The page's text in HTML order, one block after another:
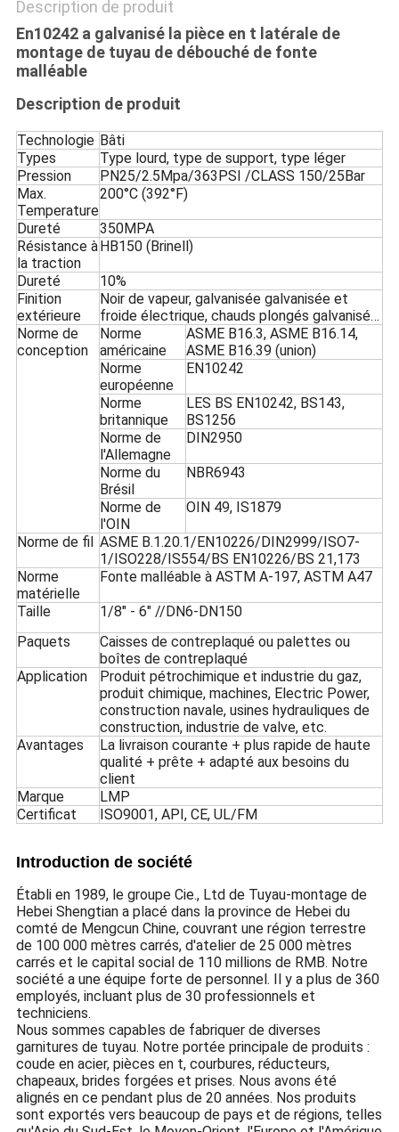
Description de produit
En10242 a galvanisé la pièce en t latérale de
montage de tuyau de débouché de fonte
malléable
Description de produit
Technologie Bâti
Types
Type lourd, type de support, type léger
Pression
PN25/2.5Mpa/363PSI /CLASS 150/25Bar
Max.
Temperature
200°C (392°F)
Dureté
350MPA
Résistance à
la traction
HB150 (Brinell)
Dureté
10%
Finition
extérieure
Noir de vapeur, galvanisée galvanisée et
froide électrique, chauds plongés galvanisé…
Norme de
conception
Norme
américaine
ASME B16.3, ASME B16.14,
ASME B16.39 (union)
Norme
européenne
EN10242
Norme
britannique
LES BS EN10242, BS143,
BS1256
Norme de
l'Allemagne
DIN2950
Norme du
Brésil
NBR6943
Norme de
l'OIN
OIN 49, IS1879
Norme de fil ASME B.1.20.1/EN10226/DIN2999/ISO7-
1/ISO228/IS554/BS EN10226/BS 21,173
Norme
matérielle
Fonte malléable à ASTM A-197, ASTM A47
Taille
1/8" - 6" //DN6-DN150
Paquets
Caisses de contreplaqué ou palettes ou
boîtes de contreplaqué
Application
Produit pétrochimique et industrie du gaz,
produit chimique, machines, Electric Power,
construction navale, usines hydrauliques de
construction, industrie de valve, etc.
Avantages
La livraison courante + plus rapide de haute
qualité + prête + adapté aux besoins du
client
Marque
LMP
Certificat
ISO9001, API, CE, UL/FM
Introduction de société
Établi en 1989, le groupe Cie., Ltd de Tuyau-montage de
Hebei Shengtian a placé dans la province de Hebei du
comté de Mengcun Chine, couvrant une région terrestre
de 100 000 mètres carrés, d'atelier de 25 000 mètres
carrés et le capital social de 110 millions de RMB. Notre
société a une équipe forte de personnel. Il y a plus de 360
employés, incluant plus de 30 professionnels et
techniciens.
Nous sommes capables de fabriquer de diverses
garnitures de tuyau. Notre portée principale de produits :
coude en acier, pièces en t, courbures, réducteurs,
chapeaux, brides forgées et prises. Nous avons été
alignés en ce pendant plus de 20 années. Nos produits
sont exportés vers beaucoup de pays et de régions, telles